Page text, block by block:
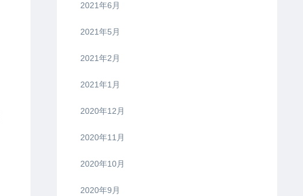
2021年6月
2021年5月
2021年2月
2021年1月
2020年12月
2020年11月
2020年10月
2020年9月